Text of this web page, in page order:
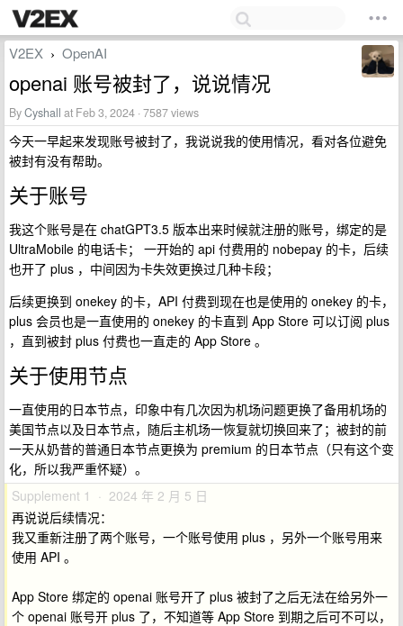
V2EX › OpenAI
openai 账号被封了，说说情况
ByCyshall at Feb 3, 2024 · 7587 views
今天一早起来发现账号被封了，我说说我的使用情况，看对各位避免
被封有没有帮助。
关于账号
我这个账号是在 chatGPT3.5 版本出来时候就注册的账号，绑定的是
UltraMobile 的电话卡； 一开始的 api 付费用的 nobepay 的卡，后续
也开了 plus ，中间因为卡失效更换过几种卡段；
后续更换到 onekey 的卡，API 付费到现在也是使用的 onekey 的卡，
plus 会员也是一直使用的 onekey 的卡直到 App Store 可以订阅 plus
，直到被封 plus 付费也一直走的 App Store 。
关于使用节点
一直使用的日本节点，印象中有几次因为机场问题更换了备用机场的
美国节点以及日本节点，随后主机场一恢复就切换回来了；被封的前
一天从奶昔的普通日本节点更换为 premium 的日本节点（只有这个变
化，所以我严重怀疑）。
Supplement 1 · 2024 年 2 月 5 日
再说说后续情况：
我又重新注册了两个账号，一个账号使用 plus ，另外一个账号用来
使用 API 。
App Store 绑定的 openai 账号开了 plus 被封了之后无法在给另外一
个 openai 账号开 plus 了，不知道等 App Store 到期之后可不可以，